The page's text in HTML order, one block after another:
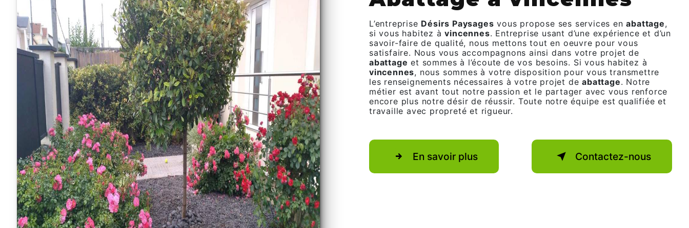
L’entreprise Désirs Paysages vous propose ses services enabattage,
si vous habitez àvincennes. Entreprise usant d’une expérience et d’un
savoir-faire de qualité, nous mettons tout en oeuvre pour vous
satisfaire. Nous vous accompagnons ainsi dans votre projet de
abattage et sommes à l’écoute de vos besoins. Si vous habitez à
vincennes, nous sommes à votre disposition pour vous transmettre
les renseignements nécessaires à votre projet deabattage. Notre
métier est avant tout notre passion et le partager avec vous renforce
encore plus notre désir de réussir. Toute notre équipe est qualifiée et
travaille avec propreté et rigueur.
En savoir plus Contactez-nous